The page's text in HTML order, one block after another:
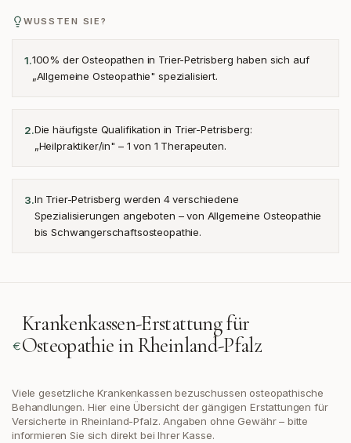
WUSSTEN SIE?
1.100% der Osteopathen in Trier-Petrisberg haben sich auf
„Allgemeine Osteopathie" spezialisiert.
2.Die häufigste Qualifikation in Trier-Petrisberg:
„Heilpraktiker/in" – 1 von 1 Therapeuten.
3.In Trier-Petrisberg werden 4 verschiedene
Spezialisierungen angeboten – von Allgemeine Osteopathie
bis Schwangerschaftsosteopathie.
Krankenkassen-Erstattung für
Osteopathie inRheinland-Pfalz
Viele gesetzliche Krankenkassen bezuschussen osteopathische
Behandlungen. Hier eine Übersicht der gängigen Erstattungen für
Versicherte in Rheinland-Pfalz. Angaben ohne Gewähr – bitte
informieren Sie sich direkt bei Ihrer Kasse.